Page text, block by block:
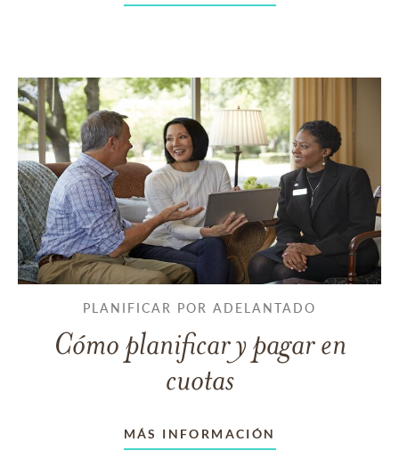
PLANIFICAR POR ADELANTADO
Cómo planificar y pagar en
cuotas
MÁS INFORMACIÓN